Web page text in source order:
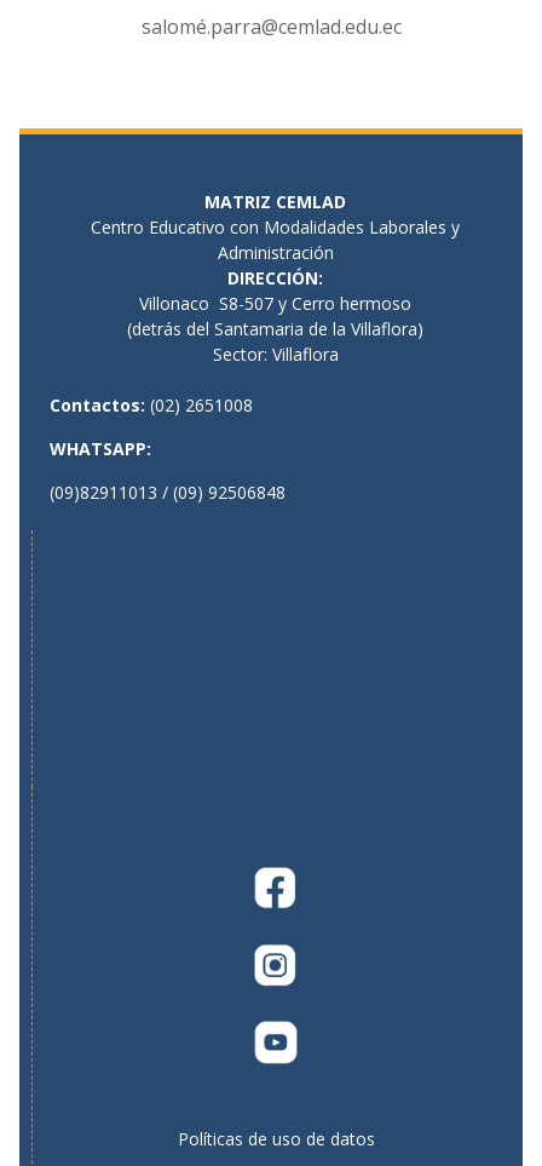
salomé.parra@cemlad.edu.ec
MATRIZ CEMLAD
Centro Educativo con Modalidades Laborales y
Administración
DIRECCIÓN:
Villonaco S8-507 y Cerro hermoso
(detrás del Santamaria de la Villaflora)
Sector: Villaflora
Contactos: (02) 2651008
WHATSAPP:
(09)82911013 / (09) 92506848
Políticas de uso de datos